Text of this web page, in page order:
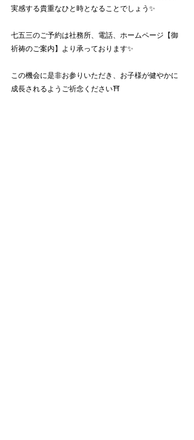
実感する貴重なひと時となることでしょう✨
七五三のご予約は社務所、電話、ホームページ【御
祈祷のご案内】より承っております✨
この機会に是非お参りいただき、お子様が健やかに
成長されるようご祈念ください⛩️